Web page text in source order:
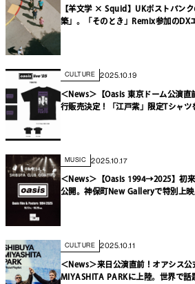
【羊文学 × Squid】UKポストパン
築」。「そのとき」Remix参加のDX
CULTURE 2025.10.19
＜News＞【Oasis 東京ドーム公演直
行販売決定！「江戸紫」限定Tシャツ
MUSIC 2025.10.17
＜News＞【Oasis 1994→2025】初
公開。神保町New Galleryで特別上映
CULTURE 2025.10.11
＜News＞来日公演直前！オアシス公
MIYASHITA PARKに上陸。世界で話